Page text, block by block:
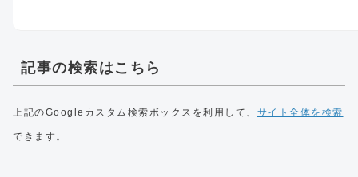
記事の検索はこちら
上記のGoogleカスタム検索ボックスを利用して、 サイト全体を検索
できます。